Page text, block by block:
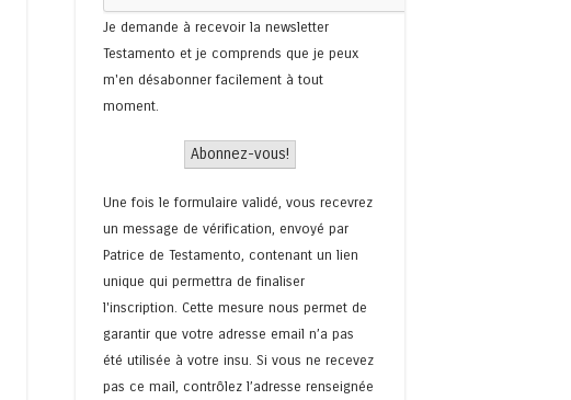
Je demande à recevoir la newsletter
Testamento et je comprends que je peux
m'en désabonner facilement à tout
moment.
Une fois le formulaire validé, vous recevrez
un message de vérification, envoyé par
Patrice de Testamento, contenant un lien
unique qui permettra de finaliser
l'inscription. Cette mesure nous permet de
garantir que votre adresse email n’a pas
été utilisée à votre insu. Si vous ne recevez
pas ce mail, contrôlez l’adresse renseignée